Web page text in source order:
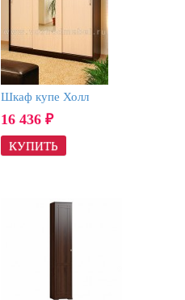
Шкаф купе Холл
16 436 ₽